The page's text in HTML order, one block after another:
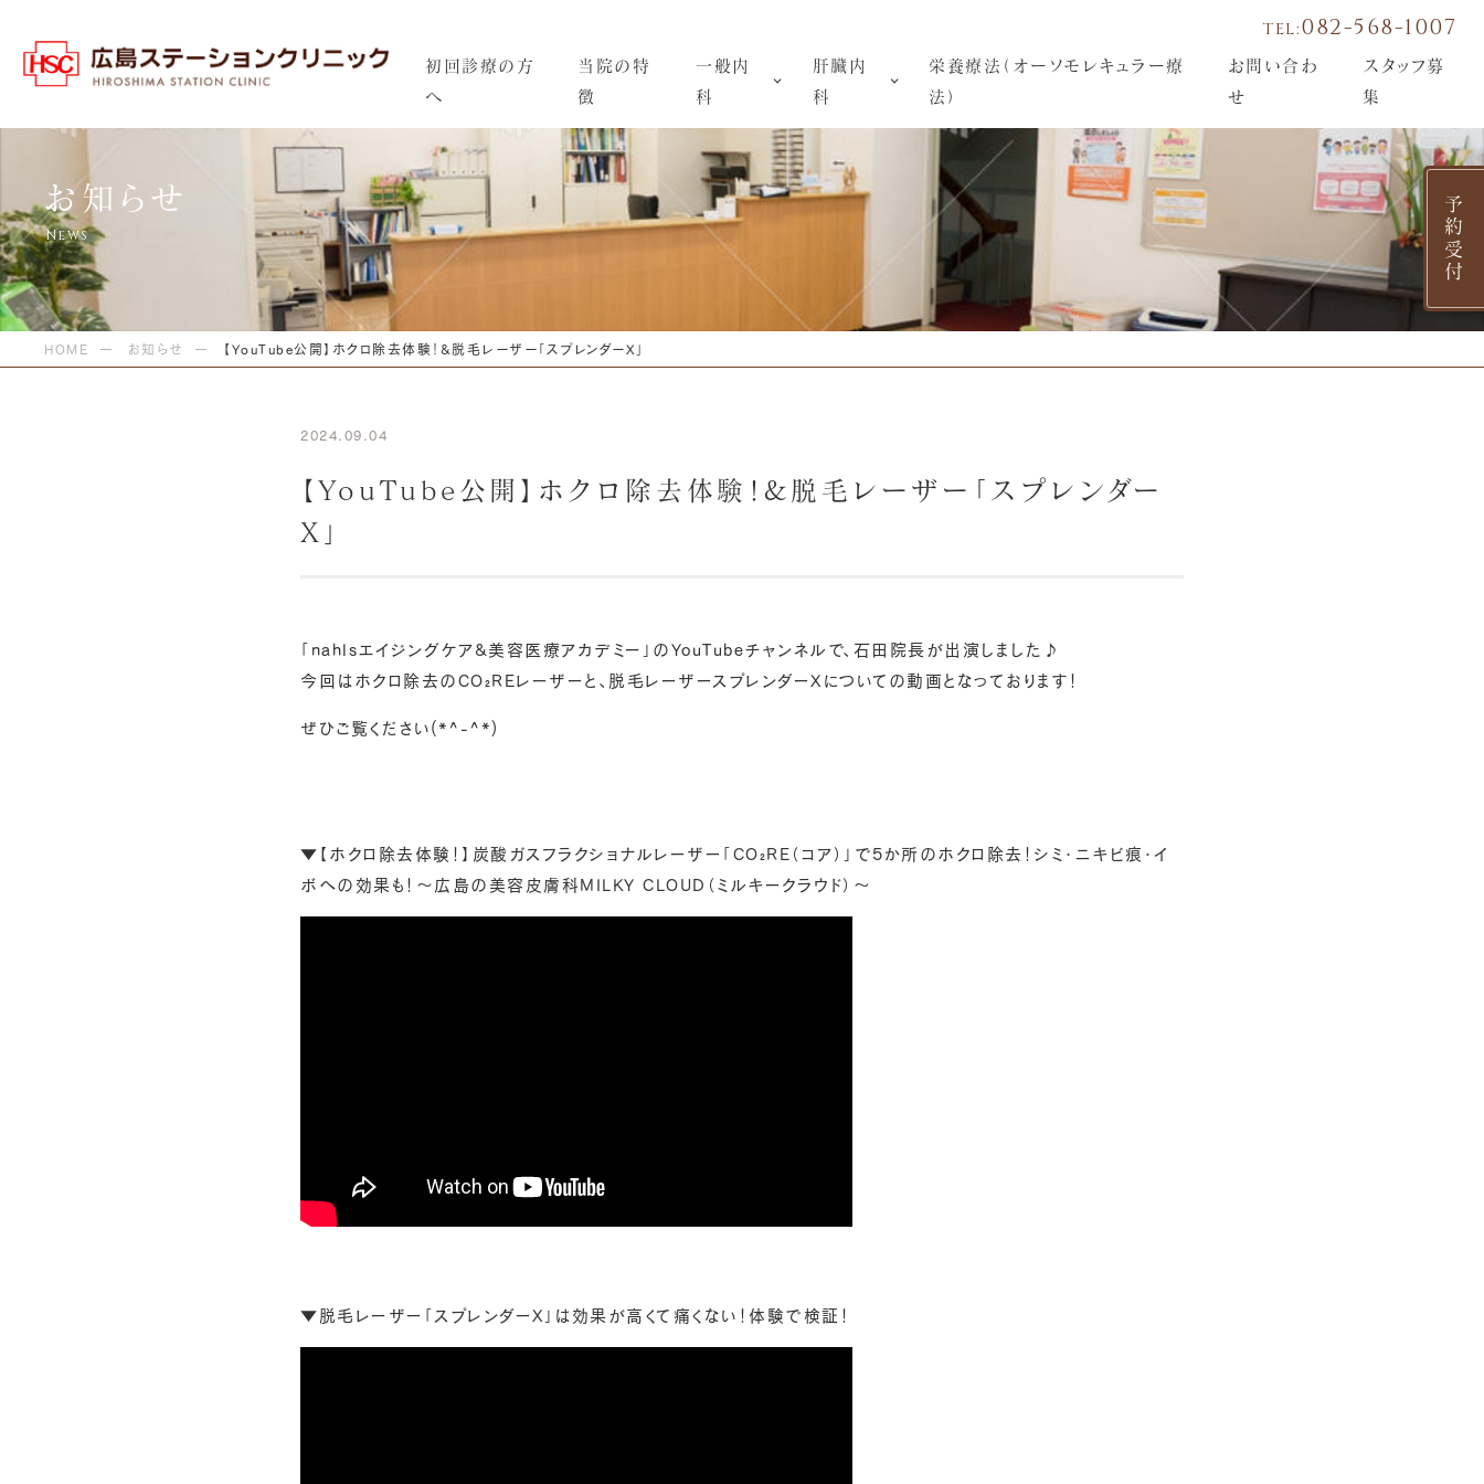
TEL:082-568-1007
初回診療の方
へ
当院の特
徴
一般内
科
肝臓内
科
栄養療法（オーソモレキュラー療
法）
お問い合わ
せ
スタッフ募
集
お知らせ
HOME お知らせ 【YouTube公開】ホクロ除去体験！&脱毛レーザー「スプレンダーX」
2024.09.04
【YouTube公開】ホクロ除去体験！&脱毛レーザー「スプレンダー
X」
「nahlsエイジングケア&美容医療アカデミー」のYouTubeチャンネルで、石田院長が出演しました♪
今回はホクロ除去のCO₂REレーザーと、脱毛レーザースプレンダーXについての動画となっております！
ぜひご覧ください(*^-^*)
▼【ホクロ除去体験！】炭酸ガスフラクショナルレーザー「CO₂RE（コア）」で5か所のホクロ除去！シミ・ニキビ痕・イ
ボへの効果も！～広島の美容皮膚科MILKY CLOUD（ミルキークラウド）～
▼脱毛レーザー「スプレンダーX」は効果が高くて痛くない！体験で検証！
予約受付